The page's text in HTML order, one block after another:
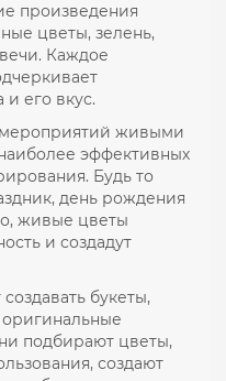
произведения
цветы, зелень,
Каждое
и его вкус.
живыми
эффективных
Будь то
день рождения
живые цветы
и создадут
букеты,
подбирают цветы,
создают